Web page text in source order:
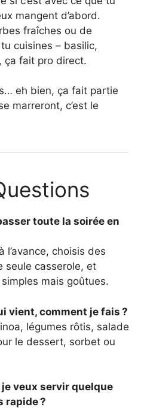
mangent d’abord.
fraîches ou de
cuisines – basilic,
ça fait pro direct.
eh bien, ça fait partie
marreront, c’est le
toute la soirée en
l’avance, choisis des
seule casserole, et
mais goûtues.
vient, comment je fais ?
légumes rôtis, salade
le dessert, sorbet ou
veux servir quelque
rapide ?